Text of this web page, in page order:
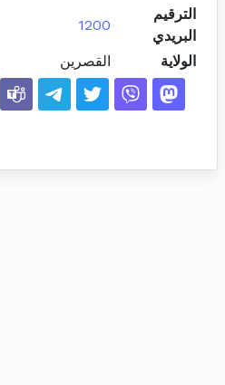
الترقيم
البريدي
1200
الولاية القصرين